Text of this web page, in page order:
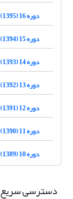
دوره 16 (1395)
دوره 15 (1394)
دوره 14 (1393)
دوره 13 (1392)
دوره 12 (1391)
دوره 11 (1390)
دوره 10 (1389)
دسترسی سریع